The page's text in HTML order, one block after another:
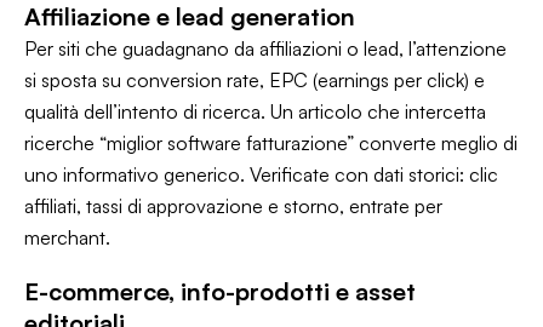
Affiliazione e lead generation
Per siti che guadagnano da affiliazioni o lead, l’attenzione
si sposta su conversion rate, EPC (earnings per click) e
qualità dell’intento di ricerca. Un articolo che intercetta
ricerche “miglior software fatturazione” converte meglio di
uno informativo generico. Verificate con dati storici: clic
affiliati, tassi di approvazione e storno, entrate per
merchant.
E-commerce, info-prodotti e asset